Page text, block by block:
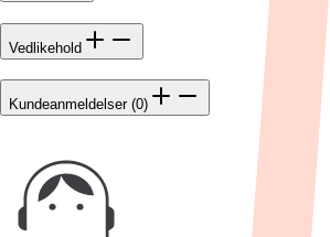
Vedlikehold
Kundeanmeldelser (0)